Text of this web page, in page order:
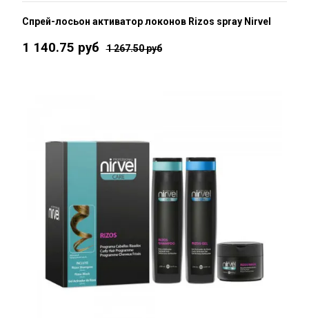
Спрей-лосьон активатор локонов Rizos spray Nirvel
1 140.75 руб 1 267.50 руб